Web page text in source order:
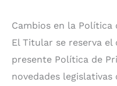
Cambios en la Política
El Titular se reserva
presente Política de
novedades